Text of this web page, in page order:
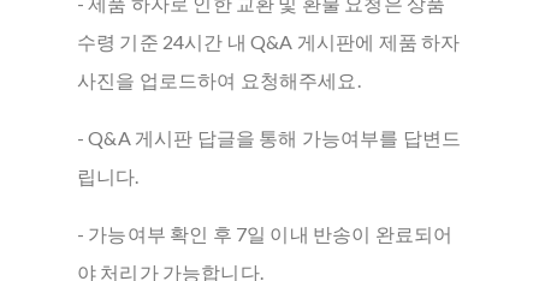
수령 기준 24시간 내 Q&A 게시판에 제품 하자
사진을 업로드하여 요청해주세요.
- Q&A 게시판 답글을 통해 가능여부를 답변드
립니다.
- 가능여부 확인 후 7일 이내 반송이 완료되어
야 처리가 가능합니다.